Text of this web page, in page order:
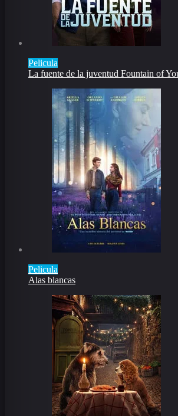
Pelicula
La fuente de la juventud Fountain of
Pelicula
Alas blancas